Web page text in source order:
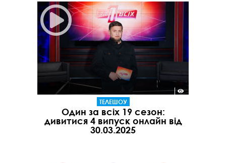
ТЕЛЕШОУ
Один за всіх 19 сезон:
дивитися 4 випуск онлайн від
30.03.2025